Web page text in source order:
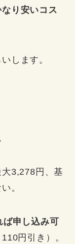
り安いコス
します。
3,278円、基
。
ば申し込み可
円引き）。